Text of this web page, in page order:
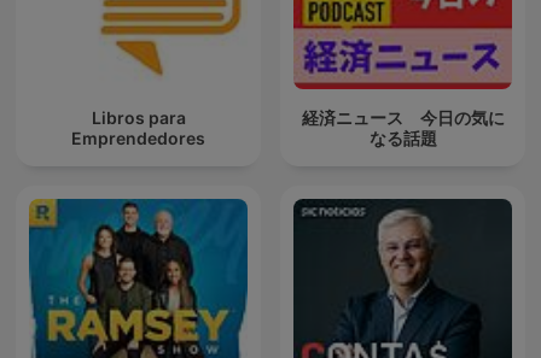
Libros para
Emprendedores
経済ニュース 今日の気に
なる話題